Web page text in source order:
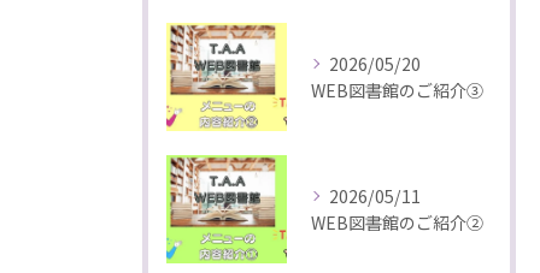
2026/05/20
WEB図書館のご紹介③
2026/05/11
WEB図書館のご紹介②